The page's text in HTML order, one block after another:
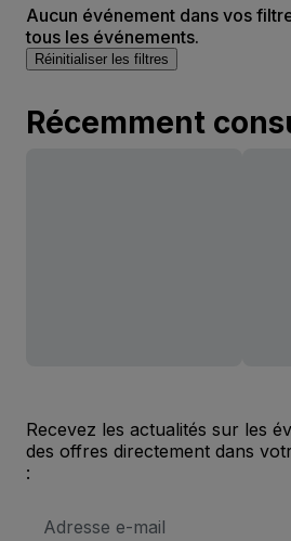
Aucun événement dans vos
tous les événements.
Réinitialiser les filtres
Récemment
Recevez les actualités sur les
des offres directement dans
:
e-